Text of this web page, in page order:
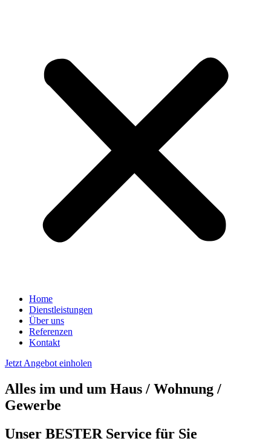
Home
Dienstleistungen
Über uns
Referenzen
Kontakt
Jetzt Angebot einholen
Alles im und um Haus / Wohnung /
Gewerbe
Unser BESTER Service für Sie